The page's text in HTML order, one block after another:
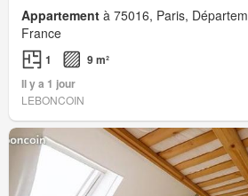
Appartement à 75016, Paris,
France
1
9 m²
Il y a 1 jour
LEBONCOIN